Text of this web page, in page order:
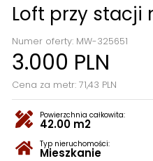
Loft przy stacji
Numer oferty: MW-325651
3.000 PLN
Cena za metr: 71,43 PLN
Powierzchnia całkowita:
42.00 m2
Typ nieruchomości:
Mieszkanie